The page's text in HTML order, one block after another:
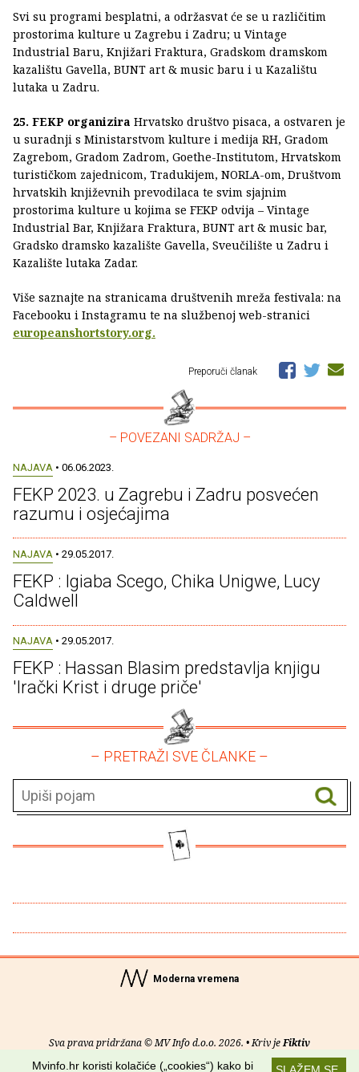
Svi su programi besplatni, a održasvat će se u različitim
prostorima kulture u Zagrebu i Zadru; u Vintage
Industrial Baru, Knjižari Fraktura, Gradskom dramskom
kazalištu Gavella, BUNT art & music baru i u Kazalištu
lutaka u Zadru.
25. FEKP organizira Hrvatsko društvo pisaca, a ostvaren je
u suradnji s Ministarstvom kulture i medija RH, Gradom
Zagrebom, Gradom Zadrom, Goethe-Institutom, Hrvatskom
turističkom zajednicom, Tradukijem, NORLA-om, Društvom
hrvatskih književnih prevodilaca te svim sjajnim
prostorima kulture u kojima se FEKP odvija – Vintage
Industrial Bar, Knjižara Fraktura, BUNT art & music bar,
Gradsko dramsko kazalište Gavella, Sveučilište u Zadru i
Kazalište lutaka Zadar.
Više saznajte na stranicama društvenih mreža festivala: na
Facebooku i Instagramu te na službenoj web-stranici
europeanshortstory.org.
Preporuči članak
– POVEZANI SADRŽAJ –
NAJAVA • 06.06.2023.
FEKP 2023. u Zagrebu i Zadru posvećen
razumu i osjećajima
NAJAVA • 29.05.2017.
FEKP : Igiaba Scego, Chika Unigwe, Lucy
Caldwell
NAJAVA • 29.05.2017.
FEKP : Hassan Blasim predstavlja knjigu
'Irački Krist i druge priče'
– PRETRAŽI SVE ČLANKE –
Moderna vremena
Sva prava pridržana © MV Info d.o.o. 2026. • Kriv jeFiktiv
Mvinfo.hr koristi kolačiće („cookies“) kako bi